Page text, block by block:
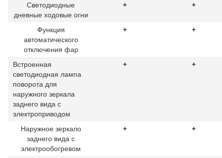
Светодиодные
дневные ходовые огни
+ +
Функция
автоматического
отключения фар
+ +
Встроенная
светодиодная лампа
поворота для
наружного зеркала
заднего вида с
электроприводом
+ +
Наружное зеркало
заднего вида с
электрообогревом
+ +